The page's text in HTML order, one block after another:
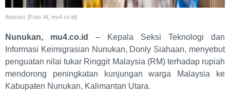
Ilustrasi. [Foto: AI, mu4.co.id]
Nunukan, mu4.co.id
– Kepala Seksi Teknologi dan
Informasi Keimigrasian Nunukan, Donly Siahaan, menyebut
penguatan nilai tukar Ringgit Malaysia (RM) terhadap rupiah
mendorong peningkatan kunjungan warga Malaysia ke
Kabupaten Nunukan, Kalimantan Utara.